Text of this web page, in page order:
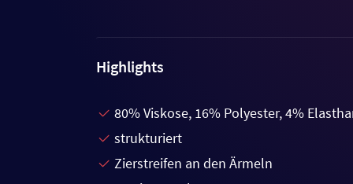
Highlights
80% Viskose, 16% Polyester, 4%
strukturiert
Zierstreifen an den Ärmeln